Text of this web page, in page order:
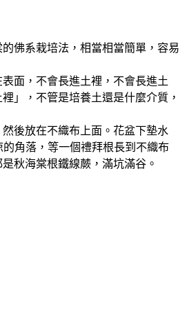
佛系栽培法，相當相當簡單，容易
面，不會長進土裡，不會長進土
」，不管是培養土還是什麼介質，
後放在不織布上面。花盆下墊水
角落，等一個禮拜根長到不織布
秋海棠根鐵線蕨，滿坑滿谷。